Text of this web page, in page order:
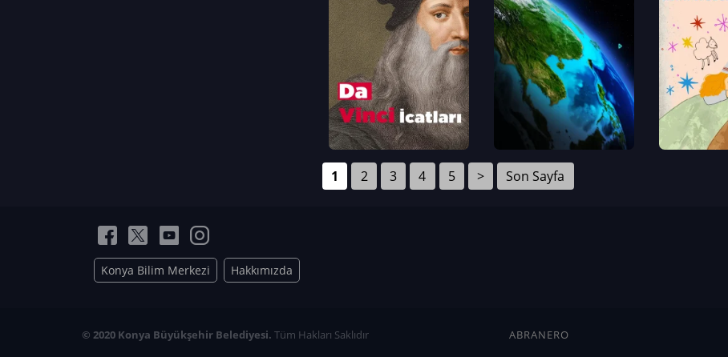
1 2 3 4 5 > Son Sayfa
Konya Bilim Merkezi Hakkımızda
© 2020 Konya Büyükşehir Belediyesi. Tüm Hakları Saklıdır ABRANERO